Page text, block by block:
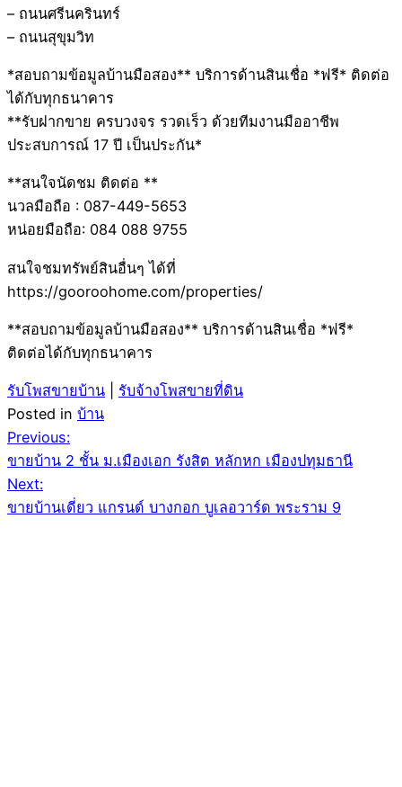
– ถนนศรีนครินทร์
– ถนนสุขุมวิท
*สอบถามข้อมูลบ้านมือสอง** บริการด้านสินเชื่อ *ฟรี* ติดต่อ
ได้กับทุกธนาคาร
**รับฝากขาย ครบวงจร รวดเร็ว ด้วยทีมงานมืออาชีพ
ประสบการณ์ 17 ปี เป็นประกัน*
**สนใจนัดชม ติดต่อ **
นวลมือถือ : 087-449-5653
หน่อยมือถือ: 084 088 9755
สนใจชมทรัพย์สินอื่นๆ ได้ที่
https://gooroohome.com/properties/
**สอบถามข้อมูลบ้านมือสอง** บริการด้านสินเชื่อ *ฟรี*
ติดต่อได้กับทุกธนาคาร
รับโพสขายบ้าน
รับจ้างโพสขายที่ดิน
Posted in บ้าน
Post
navigation
Previous:
ขายบ้าน 2 ชั้น ม.เมืองเอก รังสิต หลักหก เมืองปทุมธานี
Next:
ขายบ้านเดี่ยว แกรนด์ บางกอก บูเลอวาร์ด พระราม 9